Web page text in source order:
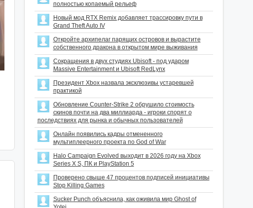
полностью копаемый рельеф
Новый мод RTX Remix добавляет трассировку пути в
Grand Theft Auto IV
Откройте архипелаг парящих островов и вырастите
собственного дракона в открытом мире выживания
Сокращения в двух студиях Ubisoft - под ударом
Massive Entertainment и Ubisoft RedLynx
Президент Xbox назвала эксклюзивы устаревшей
практикой
Обновление Counter-Strike 2 обрушило стоимость
скинов почти на два миллиарда - игроки спорят о
последствиях для рынка и обычных пользователей
Онлайн появились кадры отмененного
мультиплеерного проекта по God of War
Halo Campaign Evolved выходит в 2026 году на Xbox
Series X S, ПК и PlayStation 5
Проверено свыше 47 процентов подписей инициативы
Stop Killing Games
Sucker Punch объяснила, как оживила мир Ghost of